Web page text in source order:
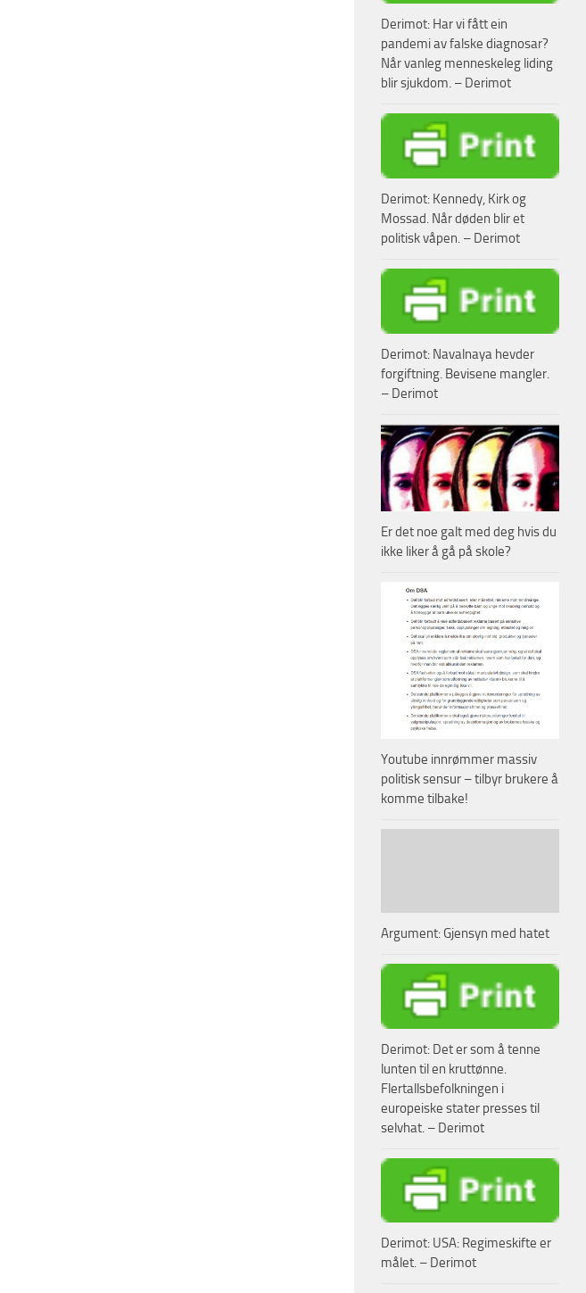
Derimot: Har vi fått ein
pandemi av falske diagnosar?
Når vanleg menneskeleg liding
blir sjukdom. – Derimot
Derimot: Kennedy, Kirk og
Mossad. Når døden blir et
politisk våpen. – Derimot
Derimot: Navalnaya hevder
forgiftning. Bevisene mangler.
– Derimot
Er det noe galt med deg hvis du
ikke liker å gå på skole?
Youtube innrømmer massiv
politisk sensur – tilbyr brukere å
komme tilbake!
Argument: Gjensyn med hatet
Derimot: Det er som å tenne
lunten til en kruttønne.
Flertallsbefolkningen i
europeiske stater presses til
selvhat. – Derimot
Derimot: USA: Regimeskifte er
målet. – Derimot